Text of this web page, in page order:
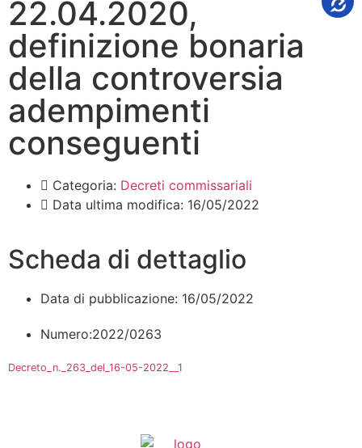
22.04.2020,
definizione bonaria
della controversia
adempimenti
conseguenti
Categoria: Decreti commissariali
Data ultima modifica: 16/05/2022
Scheda di dettaglio
Data di pubblicazione: 16/05/2022
Numero:2022/0263
Decreto_n._263_del_16-05-2022__1